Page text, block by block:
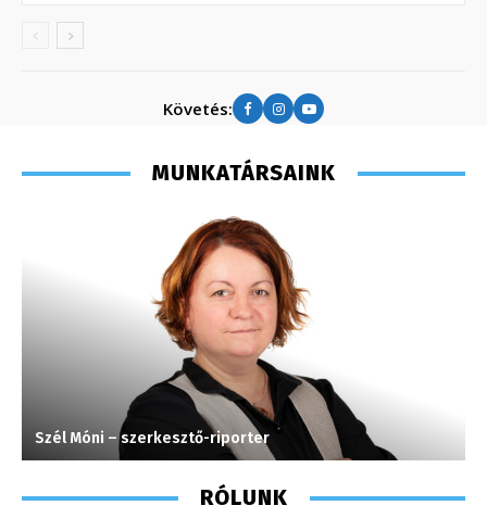
Követés:
MUNKATÁRSAINK
Szél Móni – szerkesztő-riporter
RÓLUNK